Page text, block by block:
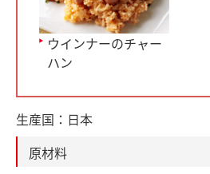
ウインナーのチャー
ハン
生産国： 日本
原材料